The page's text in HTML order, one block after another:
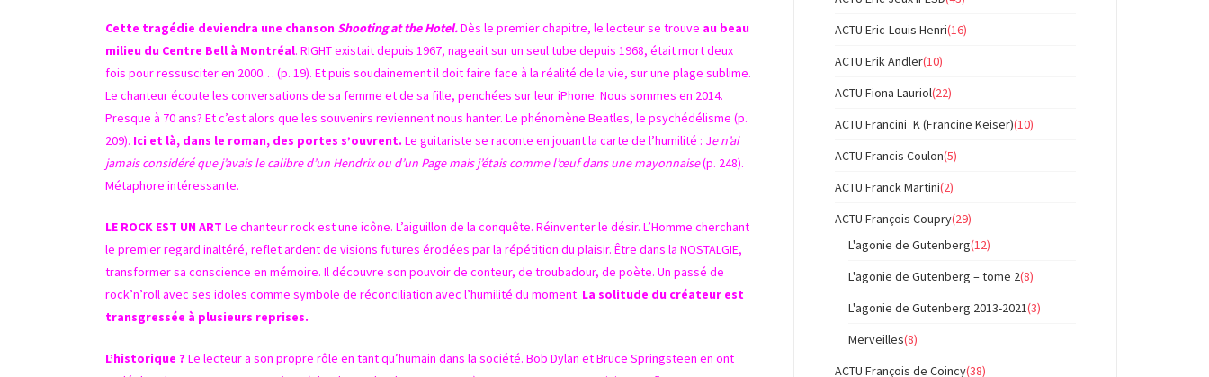
Cette tragédie deviendra une chanson Shooting at the Hotel.Dès le premier chapitre, le lecteur se trouve au beau
milieu du Centre Bell à Montréal. RIGHT existait depuis 1967, nageait sur un seul tube depuis 1968, était mort deux
fois pour ressusciter en 2000… (p. 19). Et puis soudainement il doit faire face à la réalité de la vie, sur une plage sublime.
Le chanteur écoute les conversations de sa femme et de sa fille, penchées sur leur iPhone. Nous sommes en 2014.
Presque à 70 ans? Et c’est alors que les souvenirs reviennent nous hanter. Le phénomène Beatles, le psychédélisme (p.
209). Ici et là, dans le roman, des portes s’ouvrent. Le guitariste se raconte en jouant la carte de l’humilité : Je n’ai
jamais considéré que j’avais le calibre d’un Hendrix ou d’un Page mais j’étais comme l’œuf dans une mayonnaise(p. 248).
Métaphore intéressante.
LE ROCK EST UN ART Le chanteur rock est une icône. L’aiguillon de la conquête. Réinventer le désir. L’Homme cherchant
le premier regard inaltéré, reflet ardent de visions futures érodées par la répétition du plaisir. Être dans la NOSTALGIE,
transformer sa conscience en mémoire. Il découvre son pouvoir de conteur, de troubadour, de poète. Un passé de
rock’n’roll avec ses idoles comme symbole de réconciliation avec l’humilité du moment. La solitude du créateur est
transgressée à plusieurs reprises.
L’historique ? Le lecteur a son propre rôle en tant qu’humain dans la société. Bob Dylan et Bruce Springsteen en ont
ACTU Eric-Louis Henri(16)
ACTU Erik Andler(10)
ACTU Fiona Lauriol(22)
ACTU Francini_K (Francine Keiser)(10)
ACTU Francis Coulon(5)
ACTU Franck Martini(2)
ACTU François Coupry(29)
L'agonie de Gutenberg(12)
L'agonie de Gutenberg – tome 2(8)
L'agonie de Gutenberg 2013-2021(3)
Merveilles(8)
ACTU François de Coincy(38)